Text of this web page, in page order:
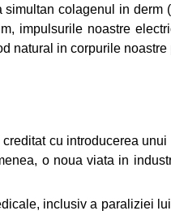
colagenul in
impulsurile noastre
in corpurile
cu introducerea
o noua viata in
inclusiv a paraliziei